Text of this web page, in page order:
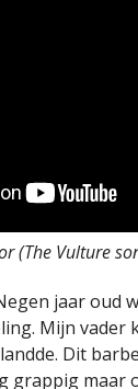
(The Vulture
jaar oud
Mijn vader
Dit
grappig maar